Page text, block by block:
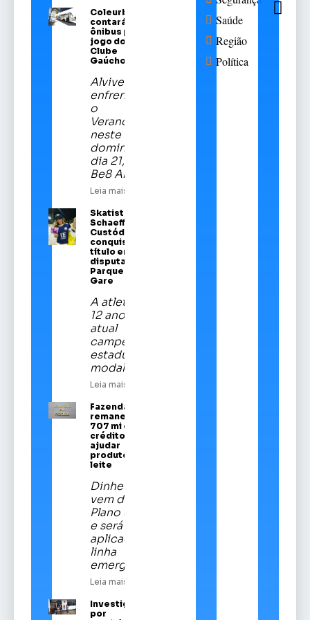
Coleurb
contará com
ônibus para
jogo do Sport
Clube
Gaúcho
Alviverde
enfrentará
o
Veranópolis
neste
domingo,
dia 21, na
Be8 Arena
Leia mais
Skatista Alice
Schaeffer
Custódio
conquista
título em
disputa no
Parque da
Gare
A atleta de
12 anos é a
atual
campeã
estadual da
modalidade
Leia mais
Fazenda
remaneja R$
707 mi em
crédito para
ajudar
produtores de
leite
Dinheiro
vem do
Plano Safra
e será
aplicado em
linha
emergencial
Leia mais
Investigado
por
Saúde
Região
Política